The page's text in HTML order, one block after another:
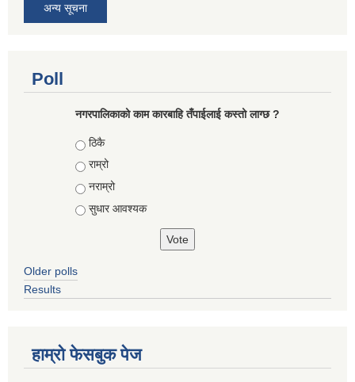
अन्य सूचना
Poll
नगरपालिकाको काम कारबाहि तँपाईलाई कस्तो लाग्छ ?
Choices
ठिकै
राम्रो
नराम्रो
सुधार आवश्यक
Older polls
Results
हाम्रो फेसबुक पेज